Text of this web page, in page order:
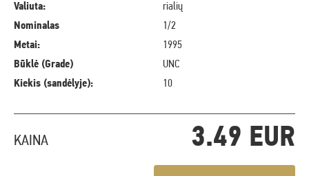
Valiuta:
rialių
Nominalas
1/2
Metai:
1995
Būklė (Grade)
UNC
Kiekis (sandėlyje):
10
KAINA 3.49 EUR